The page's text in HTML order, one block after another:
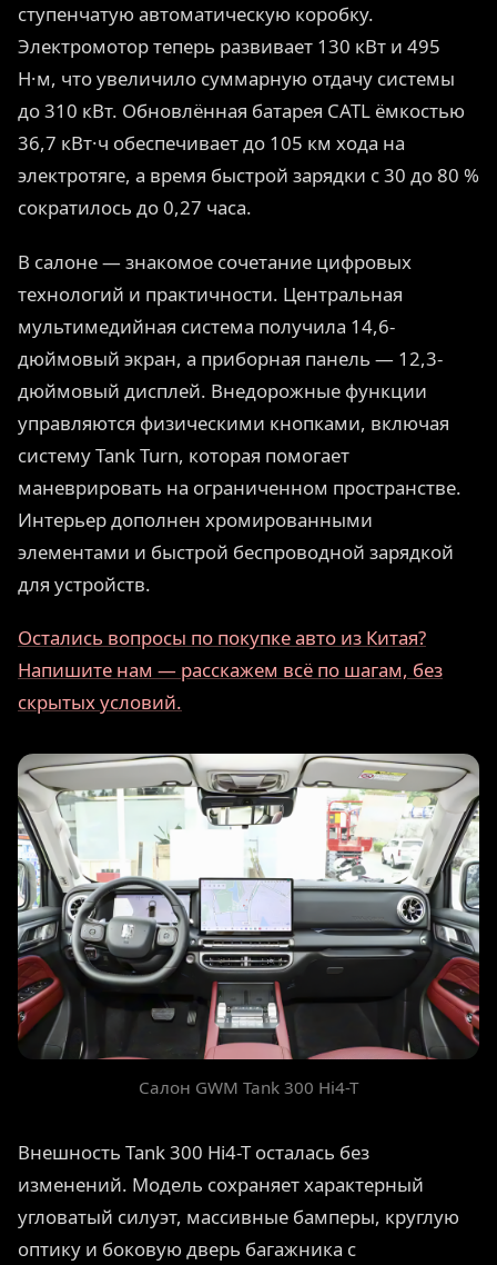
ступенчатую автоматическую коробку.
Электромотор теперь развивает 130 кВт и 495
Н·м, что увеличило суммарную отдачу системы
до 310 кВт. Обновлённая батарея CATL ёмкостью
36,7 кВт·ч обеспечивает до 105 км хода на
электротяге, а время быстрой зарядки с 30 до 80 %
сократилось до 0,27 часа.
В салоне — знакомое сочетание цифровых
технологий и практичности. Центральная
мультимедийная система получила 14,6-
дюймовый экран, а приборная панель — 12,3-
дюймовый дисплей. Внедорожные функции
управляются физическими кнопками, включая
систему Tank Turn, которая помогает
маневрировать на ограниченном пространстве.
Интерьер дополнен хромированными
элементами и быстрой беспроводной зарядкой
для устройств.
Остались вопросы по покупке авто из Китая?
Напишите нам — расскажем всё по шагам, без
скрытых условий.
Салон GWM Tank 300 Hi4-T
Внешность Tank 300 Hi4-T осталась без
изменений. Модель сохраняет характерный
угловатый силуэт, массивные бамперы, круглую
оптику и боковую дверь багажника с